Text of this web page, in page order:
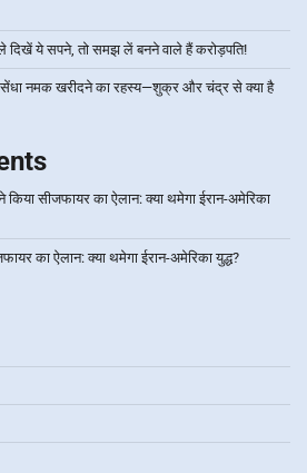
दिखें ये सपने, तो समझ लें बनने वाले हैं करोड़पति!
सेंधा नमक खरीदने का रहस्य—शुक्र और चंद्र से क्या है
किया सीजफायर का ऐलान: क्या थमेगा ईरान-अमेरिका
का ऐलान: क्या थमेगा ईरान-अमेरिका युद्ध?